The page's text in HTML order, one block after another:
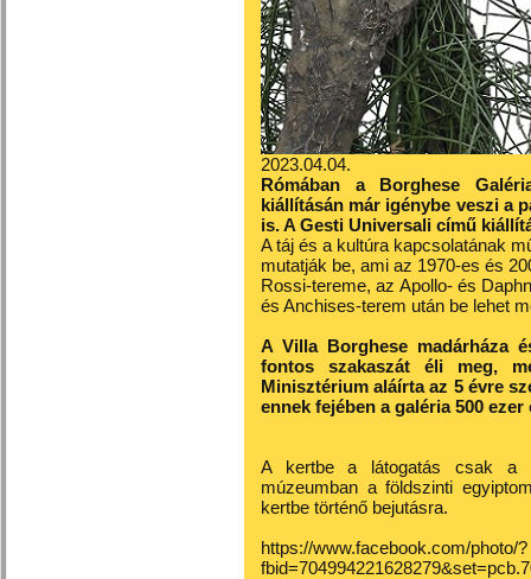
2023.04.04.
Rómában a Borghese
kiállításán már igénybe veszi a
is. A Gesti Universali című
A táj és a kultúra kapcsolatának
mutatják be, ami az 1970-es és
Rossi-tereme, az Apollo- és
és Anchises-terem után be lehet
A Villa Borghese madárháza
fontos szakaszát éli meg,
Minisztérium aláírta az 5 évre
ennek fejében a galéria 500
A kertbe a látogatás csak a
múzeumban a földszinti
kertbe történő bejutásra.
https://www.facebook.com/photo/?